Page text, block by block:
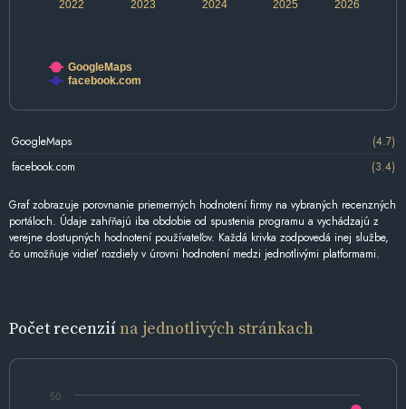
2022 2024 2026
2023 2025
GoogleMaps
facebook.com
GoogleMaps
(4.7)
facebook.com
(3.4)
Graf zobrazuje porovnanie priemerných hodnotení firmy na vybraných recenzných
portáloch. Údaje zahŕňajú iba obdobie od spustenia programu a vychádzajú z
verejne dostupných hodnotení používateľov. Každá krivka zodpovedá inej službe,
čo umožňuje vidieť rozdiely v úrovni hodnotení medzi jednotlivými platformami.
Počet recenziína jednotlivých stránkach
50